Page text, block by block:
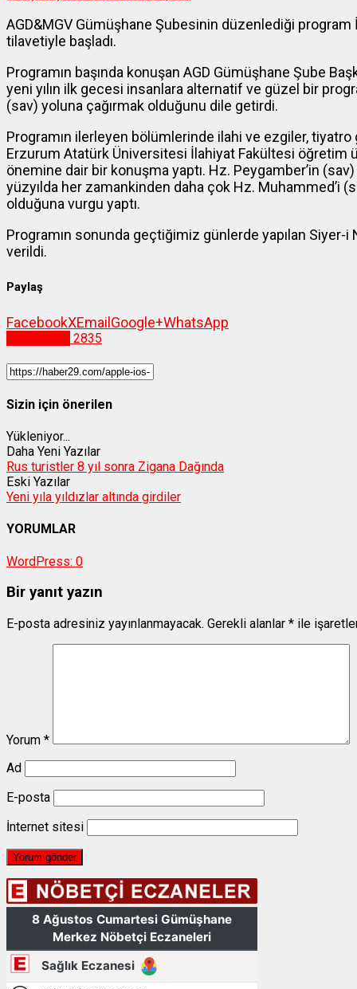
AGD&MGV Gümüşhane Şubesinin düzenlediği program
tilavetiyle başladı.
Programın başında konuşan AGD Gümüşhane Şube
yeni yılın ilk gecesi insanlara alternatif ve güzel bir
(sav) yoluna çağırmak olduğunu dile getirdi.
Programın ilerleyen bölümlerinde ilahi ve ezgiler,
Erzurum Atatürk Üniversitesi İlahiyat Fakültesi öğretim
önemine dair bir konuşma yaptı. Hz. Peygamber’in
yüzyılda her zamankinden daha çok Hz. Muhammed’i
olduğuna vurgu yaptı.
Programın sonunda geçtiğimiz günlerde yapılan Siyer-
verildi.
Paylaş
FacebookXEmail Google+WhatsApp
2835
Sizin için önerilen
Yükleniyor...
Daha Yeni Yazılar
Rus turistler 8 yıl sonra Zigana Dağında
Eski Yazılar
Yeni yıla yıldızlar altında girdiler
YORUMLAR
WordPress: 0
Bir yanıt yazın
E-posta adresiniz yayınlanmayacak. Gerekli alanlar * ile
Yorum *
Ad
E-posta
İnternet sitesi